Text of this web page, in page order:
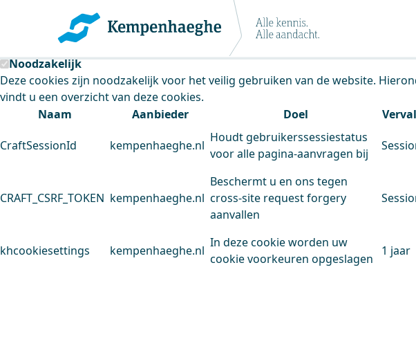
Kempenhaeghe maakt gebruik van cookies
Deze site plaatst cookies. Dit doen we om het gebruik van de website te
Noodzakelijk
Deze cookies zijn noodzakelijk voor het veilig gebruiken van de website.
vindt u een overzicht van deze cookies.
Naam
Aanbieder Doel
CraftSessionId kempenhaeghe.nl
Houdt gebruikerssessiestatus
voor alle pagina-aanvragen bij
CRAFT_CSRF_TOKEN kempenhaeghe.nl
Beschermt u en ons tegen
cross-site request forgery
aanvallen
khcookiesettings kempenhaeghe.nl
In deze cookie worden uw
cookie voorkeuren opgeslagen
1 jaar